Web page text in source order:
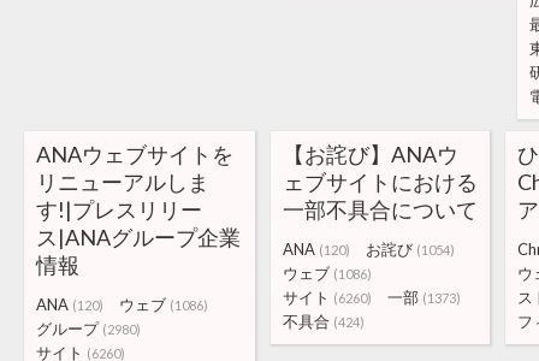
ANAウェブサイトを
リニューアルしま
す!|プレスリリー
ス|ANAグループ企業
情報
ANA (120) ウェブ (1086)
グループ (2980)
サイト (6260)
【お詫び】ANAウ
ェブサイトにおける
一部不具合について
ANA (120) お詫び (1054)
ウェブ (1086)
サイト (6260) 一部 (1373)
不具合 (424)
ア
ウ
ス
フ